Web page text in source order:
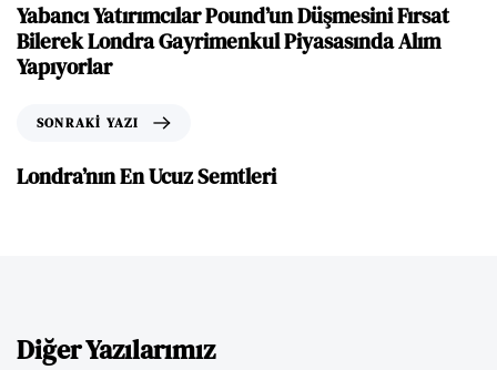
Yabancı Yatırımcılar Pound’un Düşmesini Fırsat
Bilerek Londra Gayrimenkul Piyasasında Alım
Yapıyorlar
SONRAKI YAZI
Londra’nın En Ucuz Semtleri
Diğer Yazılarımız